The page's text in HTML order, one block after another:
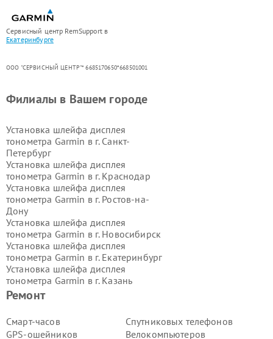
Сервисный центр RemSupport в
Екатеринбурге
ООО "СЕРВИСНЫЙ ЦЕНТР"* 6685170650*668501001
Ремонт
Смарт-часов
GPS-ошейников
Спутниковых телефонов
Велокомпьютеров
Филиалы в Вашем городе
Установка шлейфа дисплея
тонометра Garmin в г. Санкт-
Петербург
Установка шлейфа дисплея
тонометра Garmin в г. Краснодар
Установка шлейфа дисплея
тонометра Garmin в г. Ростов-на-
Дону
Установка шлейфа дисплея
тонометра Garmin в г. Новосибирск
Установка шлейфа дисплея
тонометра Garmin в г. Екатеринбург
Установка шлейфа дисплея
тонометра Garmin в г. Казань
Установка шлейфа дисплея
тонометра Garmin в г.
тонометра Garmin в г.
Волгоград